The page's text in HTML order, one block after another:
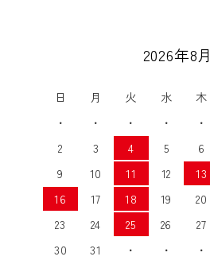
2026年8月
日 月 火 水 木
・
・ ・ ・ ・
2
3 4 5 6
9
10 11 12 13
16
17 18 19 20
23
24 25 26 27
30
31 ・ ・ ・